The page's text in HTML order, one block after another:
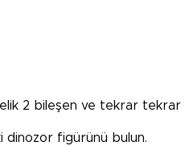
2 bileşen ve tekrar
dinozor figürünü bulun.